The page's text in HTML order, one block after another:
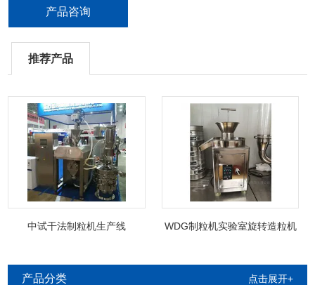
产品咨询
推荐产品
中试干法制粒机生产线 WDG制粒机实验室旋转造粒机
产品分类 点击展开+